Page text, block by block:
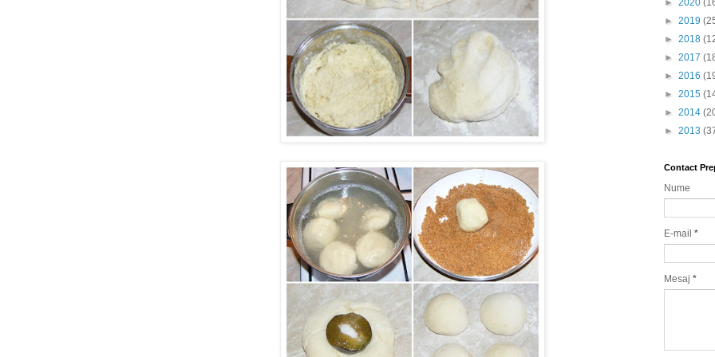
► 2020
► 2019
► 2018
► 2017
► 2016
► 2015
► 2014
► 2013
Contact
Nume
E-mail *
Mesaj *